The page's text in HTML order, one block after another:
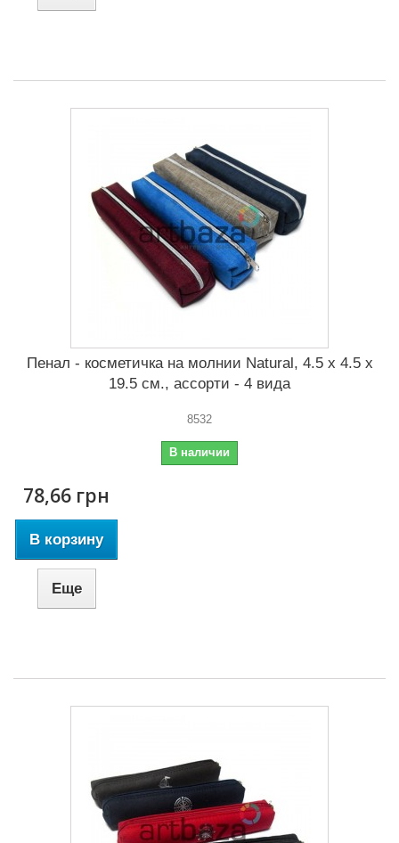
Пенал - косметичка на молнии Natural, 4.5 x 4.5 x
19.5 см., ассорти - 4 вида
8532
В наличии
78,66 грн
В корзину
Еще